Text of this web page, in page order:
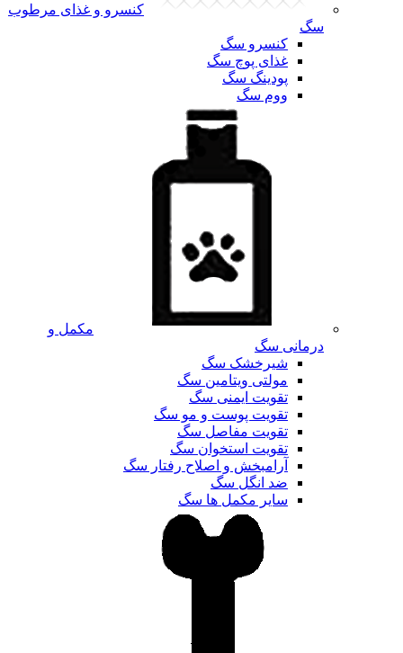
کنسرو و غذای مرطوب
سگ
کنسرو سگ
غذای پوچ سگ
پودینگ سگ
ووم سگ
مکمل و
درمانی سگ
شیرخشک سگ
مولتی ویتامین سگ
تقویت ایمنی سگ
تقویت پوست و مو سگ
تقویت مفاصل سگ
تقویت استخوان سگ
آرامبخش و اصلاح رفتار سگ
ضد انگل سگ
سایر مکمل ها سگ